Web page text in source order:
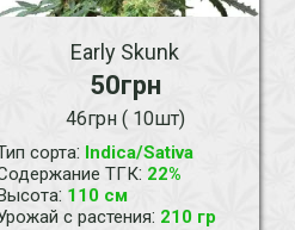
Early Skunk
50грн
46грн ( 10шт)
сорта: Indica/Sativa
ТГК: 22%
: 110 см
с растения: 210 гр